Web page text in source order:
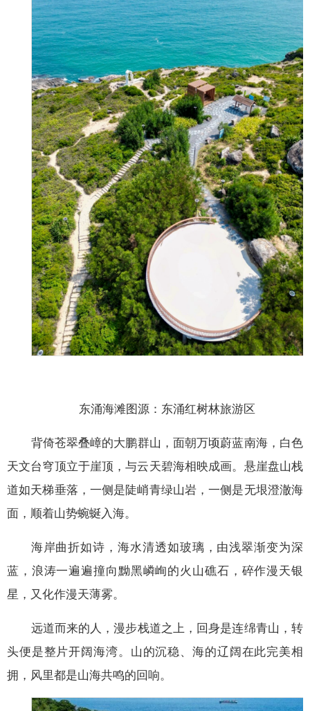
东涌海滩图源：东涌红树林旅游区
背倚苍翠叠嶂的大鹏群山，面朝万顷蔚蓝南海，白色
天文台穹顶立于崖顶，与云天碧海相映成画。悬崖盘山栈
道如天梯垂落，一侧是陡峭青绿山岩，一侧是无垠澄澈海
面，顺着山势蜿蜒入海。
海岸曲折如诗，海水清透如玻璃，由浅翠渐变为深
蓝，浪涛一遍遍撞向黝黑嶙峋的火山礁石，碎作漫天银
星，又化作漫天薄雾。
远道而来的人，漫步栈道之上，回身是连绵青山，转
头便是整片开阔海湾。山的沉稳、海的辽阔在此完美相
拥，风里都是山海共鸣的回响。